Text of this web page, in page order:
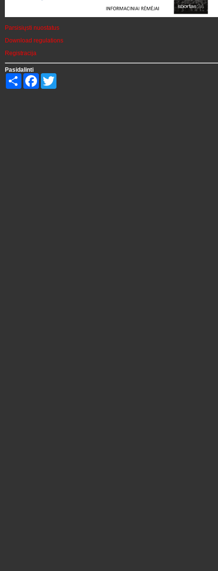
Parsisiųsti nuostatus
Download regulations
Registracija
Pasidalinti
Share
Facebook